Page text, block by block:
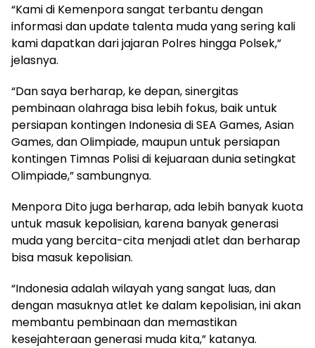
“Kami di Kemenpora sangat terbantu dengan
informasi dan update talenta muda yang sering kali
kami dapatkan dari jajaran Polres hingga Polsek,”
jelasnya.
“Dan saya berharap, ke depan, sinergitas
pembinaan olahraga bisa lebih fokus, baik untuk
persiapan kontingen Indonesia di SEA Games, Asian
Games, dan Olimpiade, maupun untuk persiapan
kontingen Timnas Polisi di kejuaraan dunia setingkat
Olimpiade,” sambungnya.
Menpora Dito juga berharap, ada lebih banyak kuota
untuk masuk kepolisian, karena banyak generasi
muda yang bercita-cita menjadi atlet dan berharap
bisa masuk kepolisian.
“Indonesia adalah wilayah yang sangat luas, dan
dengan masuknya atlet ke dalam kepolisian, ini akan
membantu pembinaan dan memastikan
kesejahteraan generasi muda kita,” katanya.